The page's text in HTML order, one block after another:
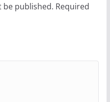
be published. Required